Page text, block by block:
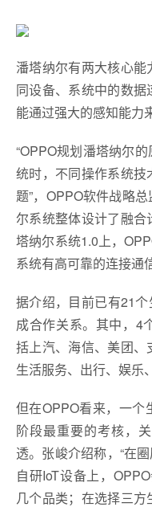
潘塔纳尔有两大核心
同设备、系统中的数
能通过强大的感知能力
“OPPO规划潘塔纳尔
统时，不同操作系统
题”，OPPO软件战略
尔系统整体设计了融
塔纳尔系统1.0上，
系统有高可靠的连接通
据介绍，目前已有21
成合作关系。其中，4
括上汽、海信、美团
生活服务、出行、娱乐
但在OPPO看来，一个
阶段最重要的考核，
透。张峻介绍称，“在
自研IoT设备上，
几个品类；在选择三